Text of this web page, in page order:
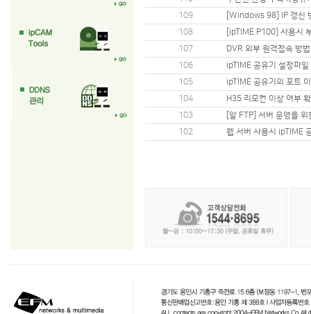
109
[Windows 98] IP 갱신
108
[ipTIME P100] 사용시
107
DVR 외부 원격접속 방법
106
ipTIME 공유기 설정파
105
ipTIME 공유기의 포트
104
H35 리모컨 이상 여부
103
[알 FTP] 서버 운영을
102
웹 서버 사용시 ipTIME